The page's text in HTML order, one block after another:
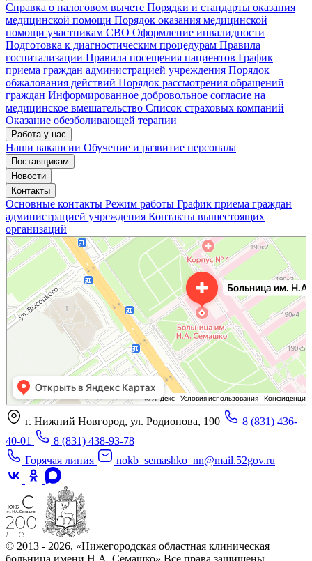
Справка о налоговом вычете Порядки и стандарты оказания
медицинской помощи Порядок оказания медицинской
помощи участникам СВО Оформление инвалидности
Подготовка к диагностическим процедурам Правила
госпитализации Правила посещения пациентов График
приема граждан администрацией учреждения Порядок
обжалования действий Порядок рассмотрения обращений
граждан Информированное добровольное согласие на
медицинское вмешательство Список страховых компаний
Оказание обезболивающей терапии
Работа у нас
Наши вакансии Обучение и развитие персонала
Поставщикам
Новости
Контакты
Основные контакты Режим работы График приема граждан
администрацией учреждения Контакты вышестоящих
организаций
«Нижегородская областная клиническая больница имени Н.А. Семашко»
Отделение больницы, госпиталя в Нижнем Новгороде
Больница для взрослых в Нижнем Новгороде
г. Нижний Новгород, ул. Родионова, 190
8 (831) 436-
40-01
8 (831) 438-93-78
Горячая линия
nokb_semashko_nn@mail.52gov.ru
© 2013 - 2026, «Нижегородская областная клиническая
больница имени Н.А. Семашко» Все права защищены.